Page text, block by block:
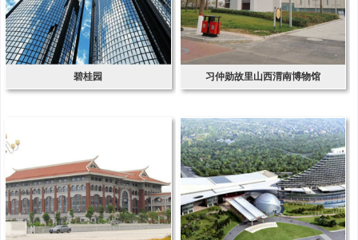
碧桂园 习仲勋故里山西渭南博物馆